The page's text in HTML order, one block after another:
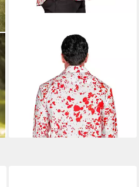
WIDMANN S.R.L.
Kostüm Blutbeflecktes
weißes Hemd für Herren
Halloween
32,99 €
lieferbar - in 2-3 Werktagen bei dir